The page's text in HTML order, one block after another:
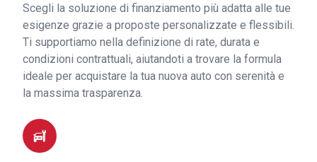
Scegli la soluzione di finanziamento più adatta alle tue
esigenze grazie a proposte personalizzate e flessibili.
Ti supportiamo nella definizione di rate, durata e
condizioni contrattuali, aiutandoti a trovare la formula
ideale per acquistare la tua nuova auto con serenità e
la massima trasparenza.